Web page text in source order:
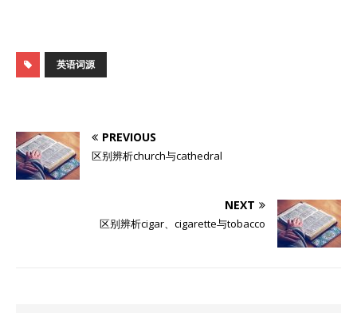
英语词源
PREVIOUS
区别辨析church与cathedral
NEXT
区别辨析cigar、cigarette与tobacco